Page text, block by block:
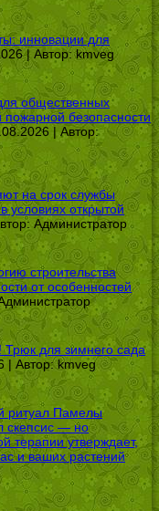
инновации для
| Автор:kmveg
общественных
пожарной безопасности
| Автор:
на срок службы
условиях открытой
Администратор
строительства
от особенностей
Трюк для зимнего сада
| Автор:kmveg
ритуал Памелы
скепсис — но
терапии утверждает,
и ваших растений